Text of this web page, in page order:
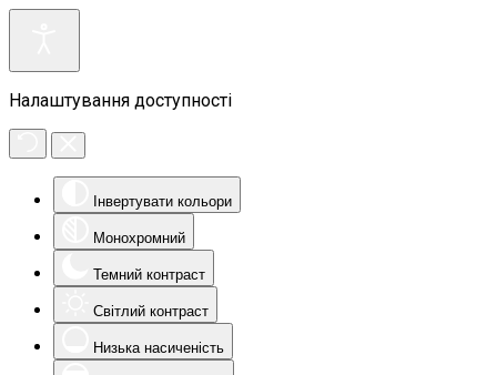
Налаштування доступності
Інвертувати кольори
Монохромний
Темний контраст
Світлий контраст
Низька насиченість